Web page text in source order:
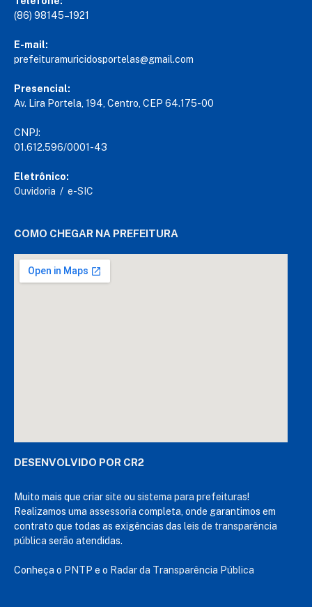
(86) 98145–1921
E-mail:
prefeituramuricidosportelas@gmail.com
Presencial:
Av. Lira Portela, 194, Centro, CEP 64.175-00
CNPJ:
01.612.596/0001-43
Eletrônico:
Ouvidoria / e-SIC
COMO CHEGAR NA PREFEITURA
DESENVOLVIDO POR CR2
Muito mais que criar site ou sistema para prefeituras!
Realizamos uma assessoria completa, onde garantimos em
contrato que todas as exigências das leis de transparência
pública serão atendidas.
Conheça o PNTP e o Radar da Transparência Pública